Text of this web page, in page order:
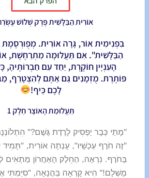
אוֹרִית הַבַּלָּשִׁית פֶּרֶק שְׁלוֹשׁ
בִּפְנִימִית אוֹר, גָּרָה אוֹרִית.
הַבַּלָּשִׁית". אִם תַּעֲלוּמָה מִתְרַחֶשֶׁת,
הָעִנְיָין חוֹקֶרֶת, יַחַד עִם חַבְרוֹתֶיהָ,
פּוֹתֶרֶת. מֻזְמָנִים גַּם אַתֶּם לְהִצְטָרֵף,
לָכֶם כֵּיף!
תַּעֲלוּמַת הָאוֹצָר חֵלֶק 1
"מָתַי כְּבָר יַפְסִיק לָרֶדֶת גֶּשֶׁם?"
"זֶה חֹרֶף עַכְשָׁיו", עָנְתָה אוֹרִית, "תָּמִיד
בַּחֹרֶף. נִרְאֶה, הַחֵלֶק הָאַחֲרוֹן מַתְאִים
מֻשְׁלָם!" הִיא קָרְאָה בַּהֲנָאָה, "סִיַּמְתִּי